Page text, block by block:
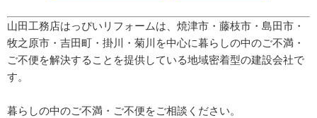
山田工務店はっぴいリフォームは、焼津市・藤枝市・島田市・
牧之原市・吉田町 ・掛川・菊川 を中心に暮らしの中のご不満・
ご不便を解決することを提供している地域密着型の建設会社で
す。
暮らしの中のご不満・ご不便をご相談ください。